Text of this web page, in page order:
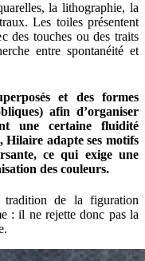
la lithographie, la
Les toiles présentent
des touches ou des traits
entre spontanéité et
et des formes
afin d’organiser
une certaine fluidité
Hilaire adapte ses motifs
ce qui exige une
des couleurs.
de la figuration
: il ne rejette donc pas la